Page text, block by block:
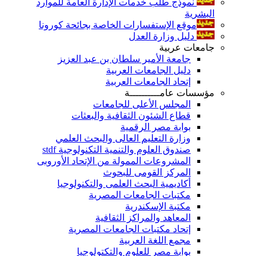
البشرية
موقع الإستفسارات الخاصة بجائحة كورونا
دليل وزارة العدل
جامعات عربية
جامعة الأمير سلطان بن عبد العزيز
دليل الجامعات العربية
إتحاد الجامعات العربية
مؤسسات عامــــــــــة
المجلس الأعلى للجامعات
قطاع الشئون الثقافية والبعثات
بوابة مصر الرقمية
وزارة التعليم العالى والبحث العلمي
صندوق العلوم والتنمية التكنولوجية stdf
المشروعات الممولة من الإتحاد الأوروبى
المركز القومى للبحوث
أكاديمية البحث العلمى والتكنولوجيا
مكتبات الجامعات المصرية
مكتبة الإسكندرية
المعاهد والمراكز الثقافية
إتحاد مكتبات الجامعات المصرية
مجمع اللغة العربية
بوابة مصر للعلوم والتكتولوجيا